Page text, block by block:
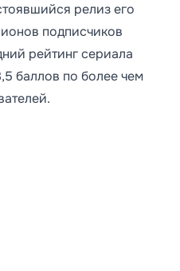
релиз его
подписчиков
рейтинг сериала
баллов по более чем